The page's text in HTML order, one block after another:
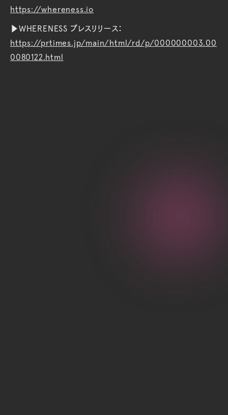
https://whereness.io
▶️WHERENESS プレスリリース：
https://prtimes.jp/main/html/rd/p/000000003.00
0080122.html